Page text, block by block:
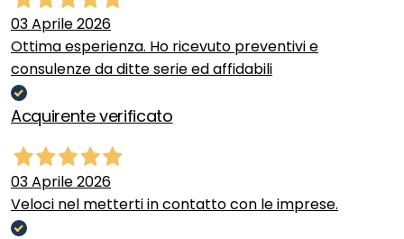
03 Aprile 2026
Ottima esperienza. Ho ricevuto preventivi e
consulenze da ditte serie ed affidabili
Acquirente verificato
03 Aprile 2026
Veloci nel metterti in contatto con le imprese.